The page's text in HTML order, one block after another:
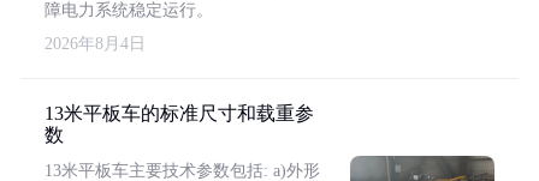
障电力系统稳定运行。
2026年8月4日
13米平板车的标准尺寸和载重参
数
13米平板车主要技术参数包括: a)外形